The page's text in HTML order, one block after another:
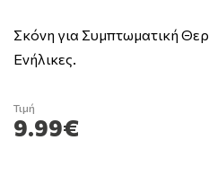
Σκόνη για Συμπτωματική
Ενήλικες.
Τιμή
9.99€